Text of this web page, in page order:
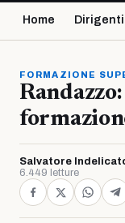
Home
FORMAZIONE
Salvatore
6.449 letture